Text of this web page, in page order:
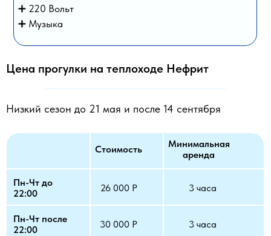
➕ 220 Вольт
➕ Музыка
Цена прогулки на теплоходе Нефрит
Низкий сезон до 21 мая и после 14 сентября
Пн-Чт до
22:00
26 000 Р
Стоимость
Пн-Чт после
22:00
Минимальная
аренда
30 000 Р
3 часа
3 часа